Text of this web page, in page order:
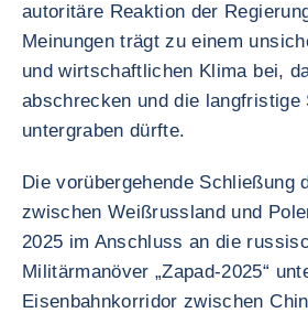
autoritäre Reaktion der
Meinungen trägt zu einem
und wirtschaftlichen Klima bei,
abschrecken und die langfristige
untergraben dürfte.
Die vorübergehende Schließung
zwischen Weißrussland und
2025 im Anschluss an die
Militärmanöver „Zapad-2025“
Eisenbahnkorridor zwischen